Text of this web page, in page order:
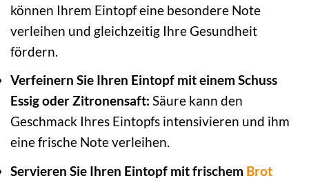
können Ihrem Eintopf eine besondere Note
verleihen und gleichzeitig Ihre Gesundheit
fördern.
Verfeinern Sie Ihren Eintopf mit einem Schuss
Essig oder Zitronensaft: Säure kann den
Geschmack Ihres Eintopfs intensivieren und ihm
eine frische Note verleihen.
Servieren Sie Ihren Eintopf mit frischem Brot